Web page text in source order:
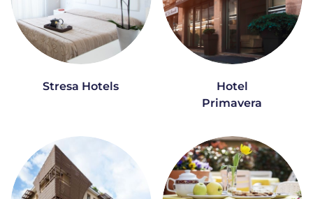
Stresa Hotels
Hotel
Primavera